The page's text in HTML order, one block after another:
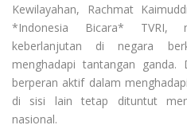
Kewilayahan, Rachmat
*Indonesia Bicara* TVRI,
keberlanjutan di negara
menghadapi tantangan
berperan aktif dalam
di sisi lain tetap dituntut
nasional.